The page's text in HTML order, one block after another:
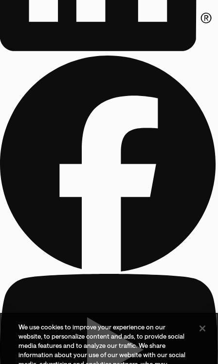
We use cookies to improve your experience on our
website, to personalize content and ads, to provide social
media features and to analyze our traffic. We share
information about your use of our website with our social